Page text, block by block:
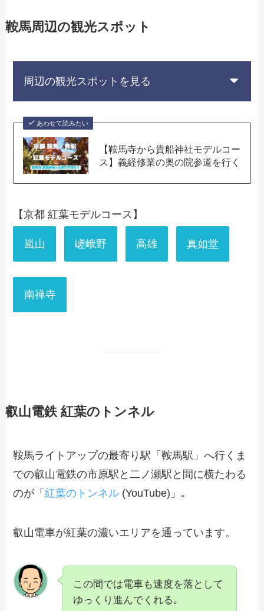
鞍馬周辺の観光スポット
周辺の観光スポットを見る
あわせて読みたい
【鞍馬寺から貴船神社モデルコー
ス】義経修業の奥の院参道を行く
【京都 紅葉モデルコース】
嵐山 嵯峨野 高雄 真如堂
南禅寺
叡山電鉄 紅葉のトンネル
鞍馬ライトアップの最寄り駅「鞍馬駅」へ行くま
での叡山電鉄の市原駅と二ノ瀬駅と間に横たわる
のが「紅葉のトンネル (YouTube)」｡
叡山電車が紅葉の濃いエリアを通っています。
この間では電車も速度を落として
ゆっくり進んでくれる｡